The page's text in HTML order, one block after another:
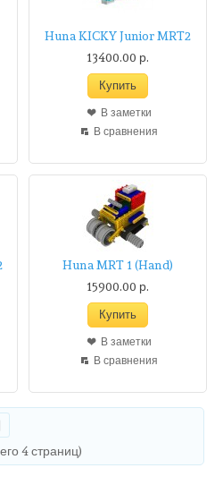
Huna KICKY Junior MRT2
13400.00 р.
В заметки
В сравнения
Huna MRT 1 (Hand)
15900.00 р.
В заметки
В сравнения
4 страниц)